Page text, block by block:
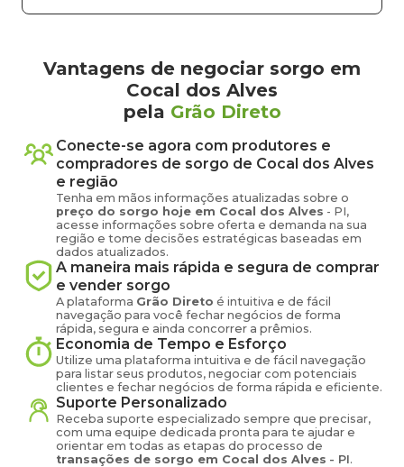
Vantagens de negociar sorgo em
Cocal dos Alves
pela Grão Direto
Conecte-se agora com produtores e
compradores de sorgo de Cocal dos Alves
e região
Tenha em mãos informações atualizadas sobre o
preço do sorgo hoje em Cocal dos Alves - PI,
acesse informações sobre oferta e demanda na sua
região e tome decisões estratégicas baseadas em
dados atualizados.
A maneira mais rápida e segura de comprar
e vender sorgo
A plataforma Grão Direto é intuitiva e de fácil
navegação para você fechar negócios de forma
rápida, segura e ainda concorrer a prêmios.
Economia de Tempo e Esforço
Utilize uma plataforma intuitiva e de fácil navegação
para listar seus produtos, negociar com potenciais
clientes e fechar negócios de forma rápida e eficiente.
Suporte Personalizado
Receba suporte especializado sempre que precisar,
com uma equipe dedicada pronta para te ajudar e
orientar em todas as etapas do processo de
transações de sorgo em Cocal dos Alves - PI.